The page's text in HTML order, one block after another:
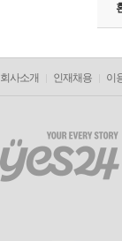
회사소개 인재채용 이